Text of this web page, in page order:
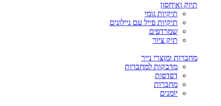
תיוק ואיחסון
תיקיות גומי
תיקיות פייל עם ניילונים
שמרדפים
תיק ציור
מחברות ומוצרי נייר
מדבקות למחברות
דפדפות
מחברות
יומנים